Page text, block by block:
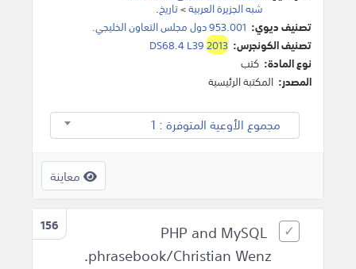
شبه الجزيرة العربية>تاريخ.
تصنيف ديوي: 953.001 دول مجلس التعاون الخليجي.
تصنيف الكونجرس:
DS68.4 L392013
نوع المادة: كتب
المصدر: المكتبة الرئيسية
مجموع الأوعية المتوفرة : 1
معاينة
156
PHP and MySQL
phrasebook/Christian Wenz.